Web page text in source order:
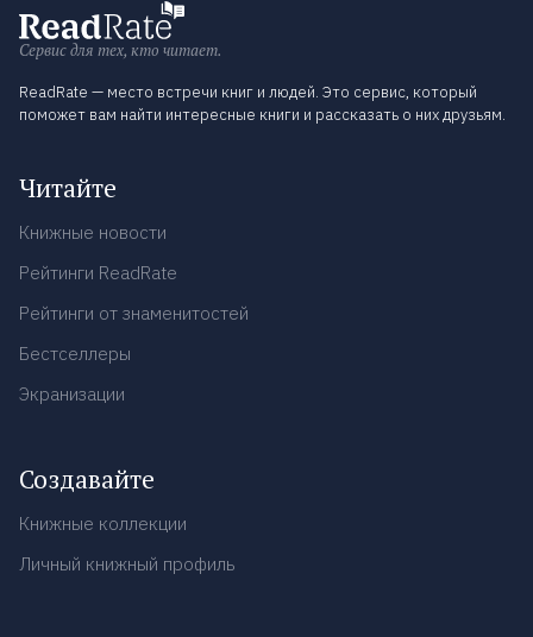
Сервис для тех, кто читает.
ReadRate — место встречи книг и людей. Это сервис, который
поможет вам найти интересные книги и рассказать о них друзьям.
Читайте
Книжные новости
Рейтинги ReadRate
Рейтинги от знаменитостей
Бестселлеры
Экранизации
Создавайте
Книжные коллекции
Личный книжный профиль